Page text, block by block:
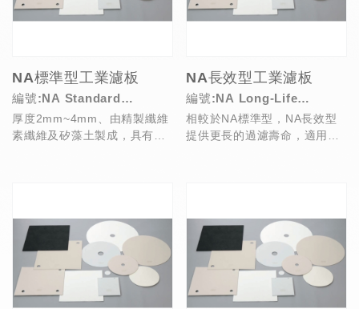
NA標準型工業濾板
編號:NA Standard
Industrial Filter Pads
厚度2mm~4mm、由精製纖維
素纖維及矽藻土製成，具有高
NA長效型工業濾板
編號:NA Long-Life
Industrial Filter Pads
相較於NA標準型，NA長效型
提供更長的過濾壽命，適用於